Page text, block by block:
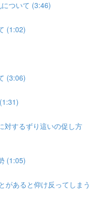
ついて (3:46)
(1:02)
(3:06)
対するずり這いの促し方
(1:05)
があると仰け反ってしまう